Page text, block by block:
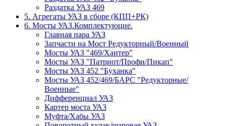
Раздатка УАЗ 469
5. Агрегаты УАЗ в сборе (КПП+РК)
6. Мосты УАЗ.Комплектуюцие.
Главная пара УАЗ
Запчасти на Мост Редукторный/Военный
Мосты УАЗ "469/Хантер"
Мосты УАЗ "Патриот/Профи/Пикап"
Мосты УАЗ 452 "Буханка"
Мосты УАЗ 452/469/БАРС "Редукторные/
Военные"
Дифференциал УАЗ
Картер моста УАЗ
Муфта/Хабы УАЗ